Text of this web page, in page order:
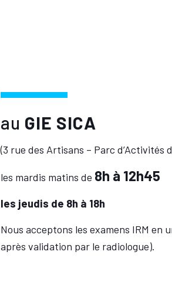
au GIE SICA
(3 rue des Artisans – Parc d’Activités
les mardis matins de 8h à 12h45
les jeudis de 8h à 18h
Nous acceptons les examens IRM
après validation par le radiologue).